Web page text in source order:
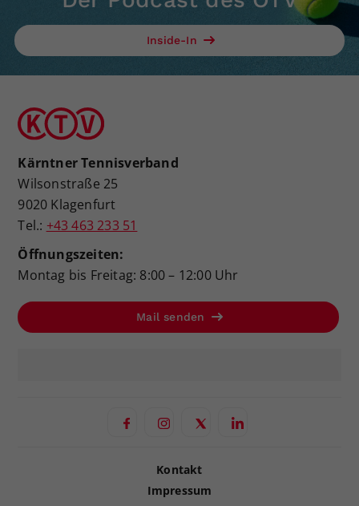
Inside-In
Kärntner Tennisverband
Wilsonstraße 25
9020 Klagenfurt
Tel.: +43 463 233 51
Öffnungszeiten:
Montag bis Freitag: 8:00 – 12:00 Uhr
Mail senden
Kontakt
Impressum